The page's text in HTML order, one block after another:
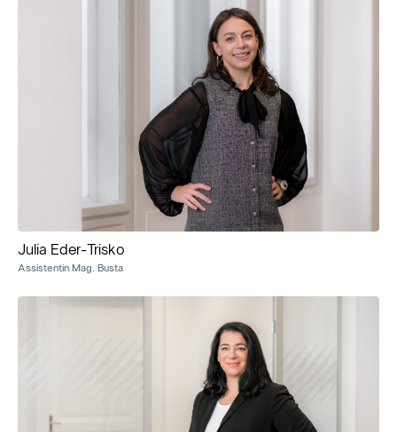
Julia Eder-Trisko
Assistentin Mag. Busta